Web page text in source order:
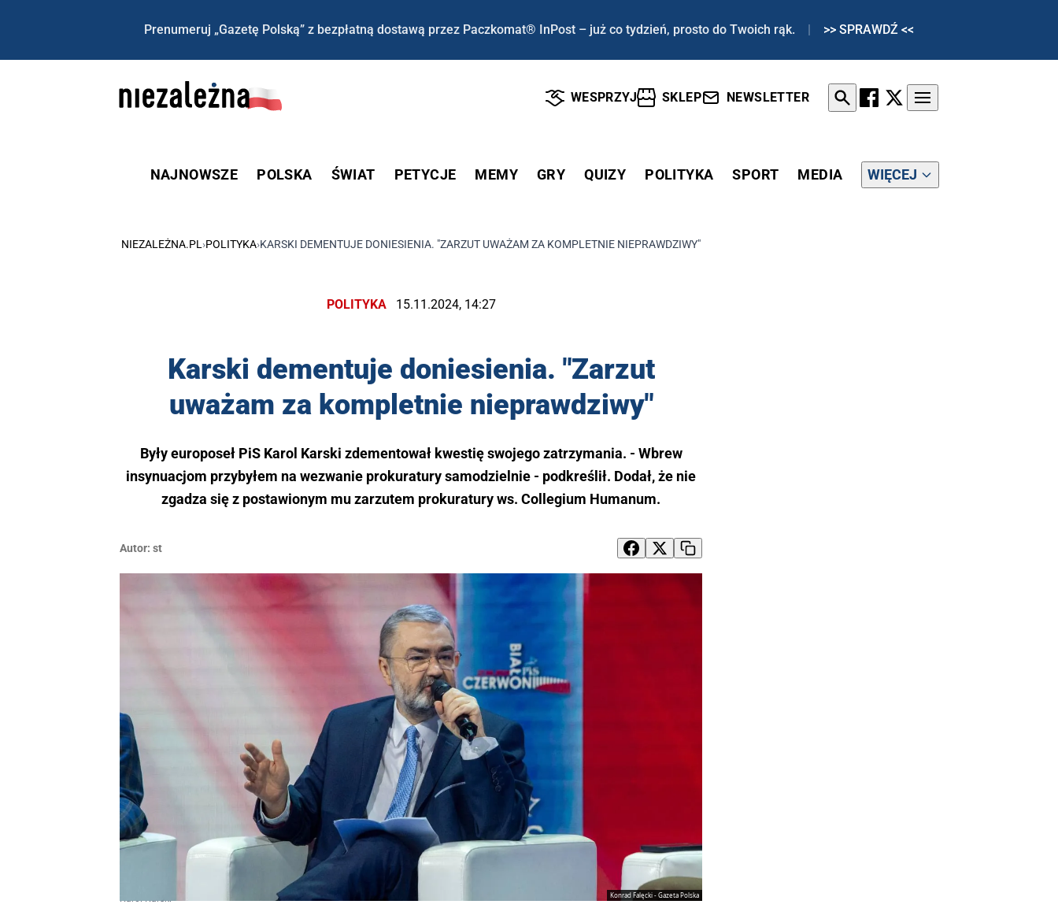
Prenumeruj „Gazetę Polską” z bezpłatną dostawą przez Paczkomat® InPost – już co tydzień, prosto do Twoich rąk. | >> SPRAWDŹ <<
WESPRZYJ SKLEP NEWSLETTER
NAJNOWSZE POLSKA ŚWIAT PETYCJE MEMY GRY QUIZY POLITYKA SPORT MEDIA WIĘCEJ
NIEZALEŻNA.PL ›POLITYKA›KARSKI DEMENTUJE DONIESIENIA. "ZARZUT UWAŻAM ZA KOMPLETNIE NIEPRAWDZIWY"
POLITYKA 15.11.2024, 14:27
Karski dementuje doniesienia. "Zarzut
uważam za kompletnie nieprawdziwy"
Były europoseł PiS Karol Karski zdementował kwestię swojego zatrzymania. - Wbrew
insynuacjom przybyłem na wezwanie prokuratury samodzielnie - podkreślił. Dodał, że nie
zgadza się z postawionym mu zarzutem prokuratury ws. Collegium Humanum.
Autor: st
Konrad Falęcki - Gazeta Polska
Karol Karski